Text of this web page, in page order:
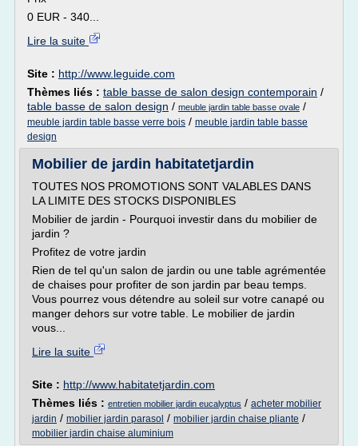
0 EUR - 340...
Lire la suite
Site : http://www.leguide.com
Thèmes liés : table basse de salon design contemporain /
table basse de salon design / meuble jardin table basse ovale /
meuble jardin table basse verre bois / meuble jardin table basse
design
Mobilier de jardin habitatetjardin
TOUTES NOS PROMOTIONS SONT VALABLES DANS
LA LIMITE DES STOCKS DISPONIBLES
Mobilier de jardin - Pourquoi investir dans du mobilier de
jardin ?
Profitez de votre jardin
Rien de tel qu'un salon de jardin ou une table agrémentée
de chaises pour profiter de son jardin par beau temps.
Vous pourrez vous détendre au soleil sur votre canapé ou
manger dehors sur votre table. Le mobilier de jardin
vous...
Lire la suite
Site : http://www.habitatetjardin.com
Thèmes liés : entretien mobilier jardin eucalyptus / acheter mobilier
jardin / mobilier jardin parasol / mobilier jardin chaise pliante /
mobilier jardin chaise aluminium